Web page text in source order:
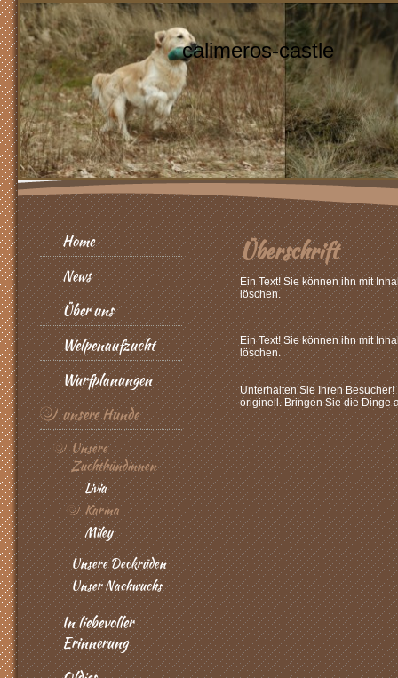
calimeros-castle
Home
News
Über uns
Welpenaufzucht
Wurfplanungen
unsere Hunde
Unsere
Zuchthündinnen
Livia
Karina
Miley
Unsere Deckrüden
Unser Nachwuchs
In liebevoller
Erinnerung
Überschrift
Ein Text! Sie können ihn mit
löschen.
Ein Text! Sie können ihn mit
löschen.
Unterhalten Sie Ihren
originell. Bringen Sie die Dinge